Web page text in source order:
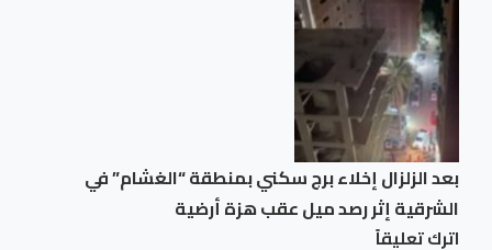
بعد الزلزال إخلاء برج سكني بمنطقة “الغشام” في
الشرقية إثر رصد ميل عقب هزة أرضية
اترك تعليقاً